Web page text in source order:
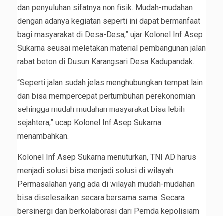
dan penyuluhan sifatnya non fisik. Mudah-mudahan
dengan adanya kegiatan seperti ini dapat bermanfaat
bagi masyarakat di Desa-Desa,” ujar Kolonel Inf Asep
Sukarna seusai meletakan material pembangunan jalan
rabat beton di Dusun Karangsari Desa Kadupandak.
“Seperti jalan sudah jelas menghubungkan tempat lain
dan bisa mempercepat pertumbuhan perekonomian
sehingga mudah mudahan masyarakat bisa lebih
sejahtera,” ucap Kolonel Inf Asep Sukarna
menambahkan.
Kolonel Inf Asep Sukarna menuturkan, TNI AD harus
menjadi solusi bisa menjadi solusi di wilayah.
Permasalahan yang ada di wilayah mudah-mudahan
bisa diselesaikan secara bersama sama. Secara
bersinergi dan berkolaborasi dari Pemda kepolisiam